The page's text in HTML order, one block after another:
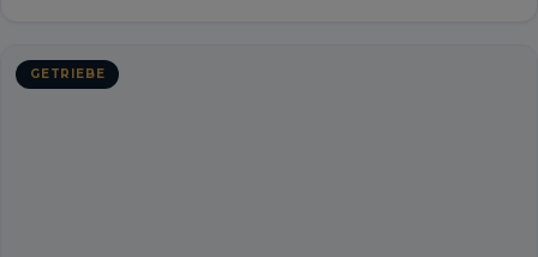
GETRIEBE